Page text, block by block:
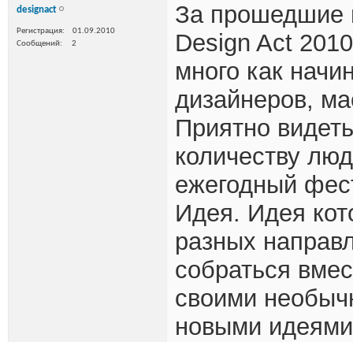
designact
Регистрация
01.09.2010
Сообщений
2
За прошедшие
Design Act
много как
дизайнеров,
Приятно
количеству
ежегодный
Идея. Идея
разных
собраться
своими
новыми